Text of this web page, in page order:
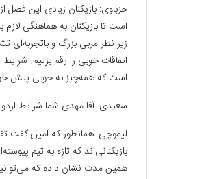
حزباوی: بازیکنان زیادی این
است تا بازیکنان به هماهنگی لازم
زیر نطر مربی بزرگ و باتجربه‌ای
اتفاقات خوبی را رقم بزنیم.
است که همه‌چیز به خوبی پیش
سعیدی: آقا مهدی شما شرایط
لیموچی: همانطور که امین گفت
بازیکنانی‌اند که تازه به تیم
همین مدت نشان داده که